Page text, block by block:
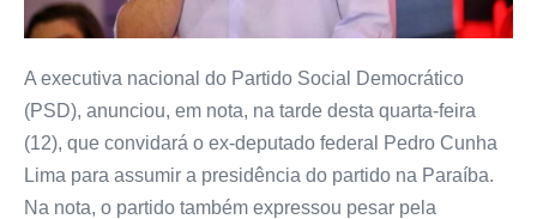
A executiva nacional do Partido Social Democrático
(PSD), anunciou, em nota, na tarde desta quarta-feira
(12), que convidará o ex-deputado federal Pedro Cunha
Lima para assumir a presidência do partido na Paraíba.
Na nota, o partido também expressou pesar pela